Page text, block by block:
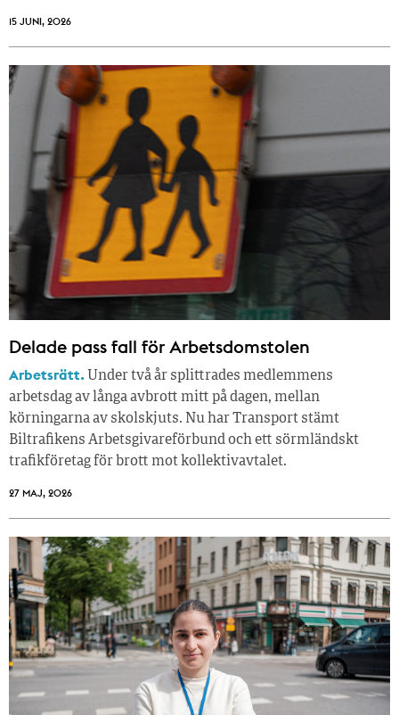
15 JUNI, 2026
Delade pass fall för Arbetsdomstolen
Arbetsrätt. Under två år splittrades medlemmens
arbetsdag av långa avbrott mitt på dagen, mellan
körningarna av skolskjuts. Nu har Transport stämt
Biltrafikens Arbetsgivareförbund och ett sörmländskt
trafikföretag för brott mot kollektivavtalet.
27 MAJ, 2026